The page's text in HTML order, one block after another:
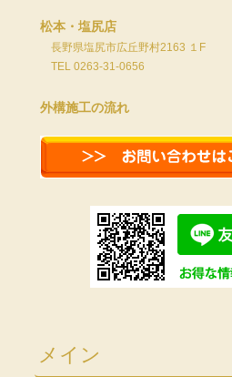
松本・塩尻店
長野県塩尻市広丘野村2163 １F
TEL 0263-31-0656
外構施工の流れ
メイン